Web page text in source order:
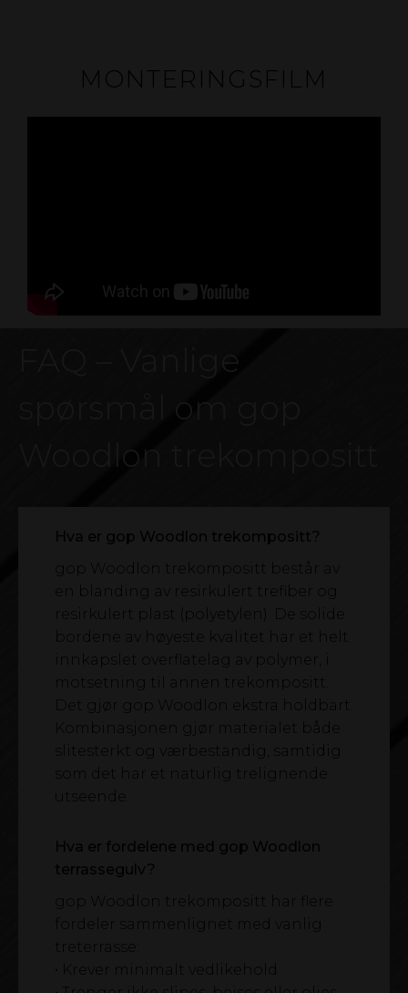
MONTERINGSFILM
Hva er gop Woodlon trekompositt?
gop Woodlon trekompositt består av
en blanding av resirkulert trefiber og
resirkulert plast (polyetylen). De solide
bordene av høyeste kvalitet har et helt
innkapslet overflatelag av polymer, i
motsetning til annen trekompositt.
Det gjør gop Woodlon ekstra holdbart.
Kombinasjonen gjør materialet både
slitesterkt og værbestandig, samtidig
som det har et naturlig trelignende
utseende.
Hva er fordelene med gop Woodlon
terrassegulv?
gop Woodlon trekompositt har flere
fordeler sammenlignet med vanlig
treterrasse:
• Krever minimalt vedlikehold